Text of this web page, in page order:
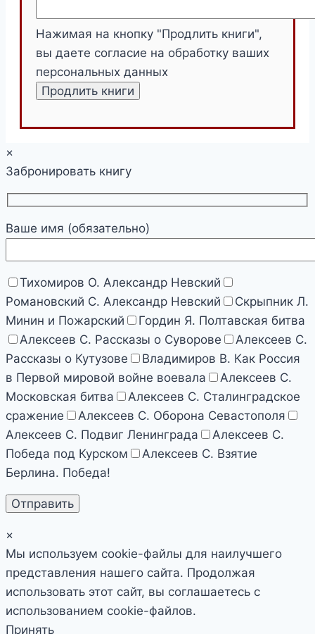
Нажимая на кнопку "Продлить книги",
вы даете согласие на обработку ваших
персональных данных
×
Забронировать книгу
Ваше имя (обязательно)
Тихомиров О. Александр Невский
Романовский С. Александр Невский
Скрыпник Л.
Минин и Пожарский
Гордин Я. Полтавская битва
Алексеев С. Рассказы о Суворове
Алексеев С.
Рассказы о Кутузове
Владимиров В. Как Россия
в Первой мировой войне воевала
Алексеев С.
Московская битва
Алексеев С. Сталинградское
сражение
Алексеев С. Оборона Севастополя
Алексеев С. Подвиг Ленинграда
Алексеев С.
Победа под Курском
Алексеев С. Взятие
Берлина. Победа!
×
Мы используем cookie-файлы для наилучшего
представления нашего сайта. Продолжая
использовать этот сайт, вы соглашаетесь с
использованием cookie-файлов.
Принять